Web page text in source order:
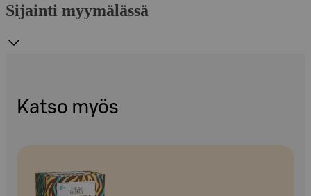
Sijainti myymälässä
Katso myös